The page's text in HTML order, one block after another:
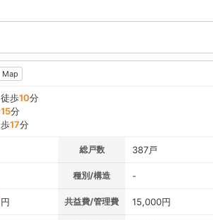
Map
徒歩10分
15分
17分
総戸数 387戸
種別/構造 -
円 共益費/管理費 15,000円